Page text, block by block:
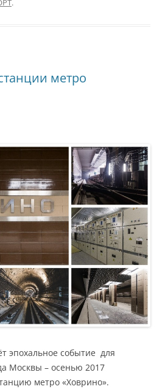
.
метро
эпохальное событие для
Москвы – осенью 2017
метро «Ховрино».